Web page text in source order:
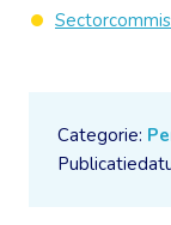
Categorie: